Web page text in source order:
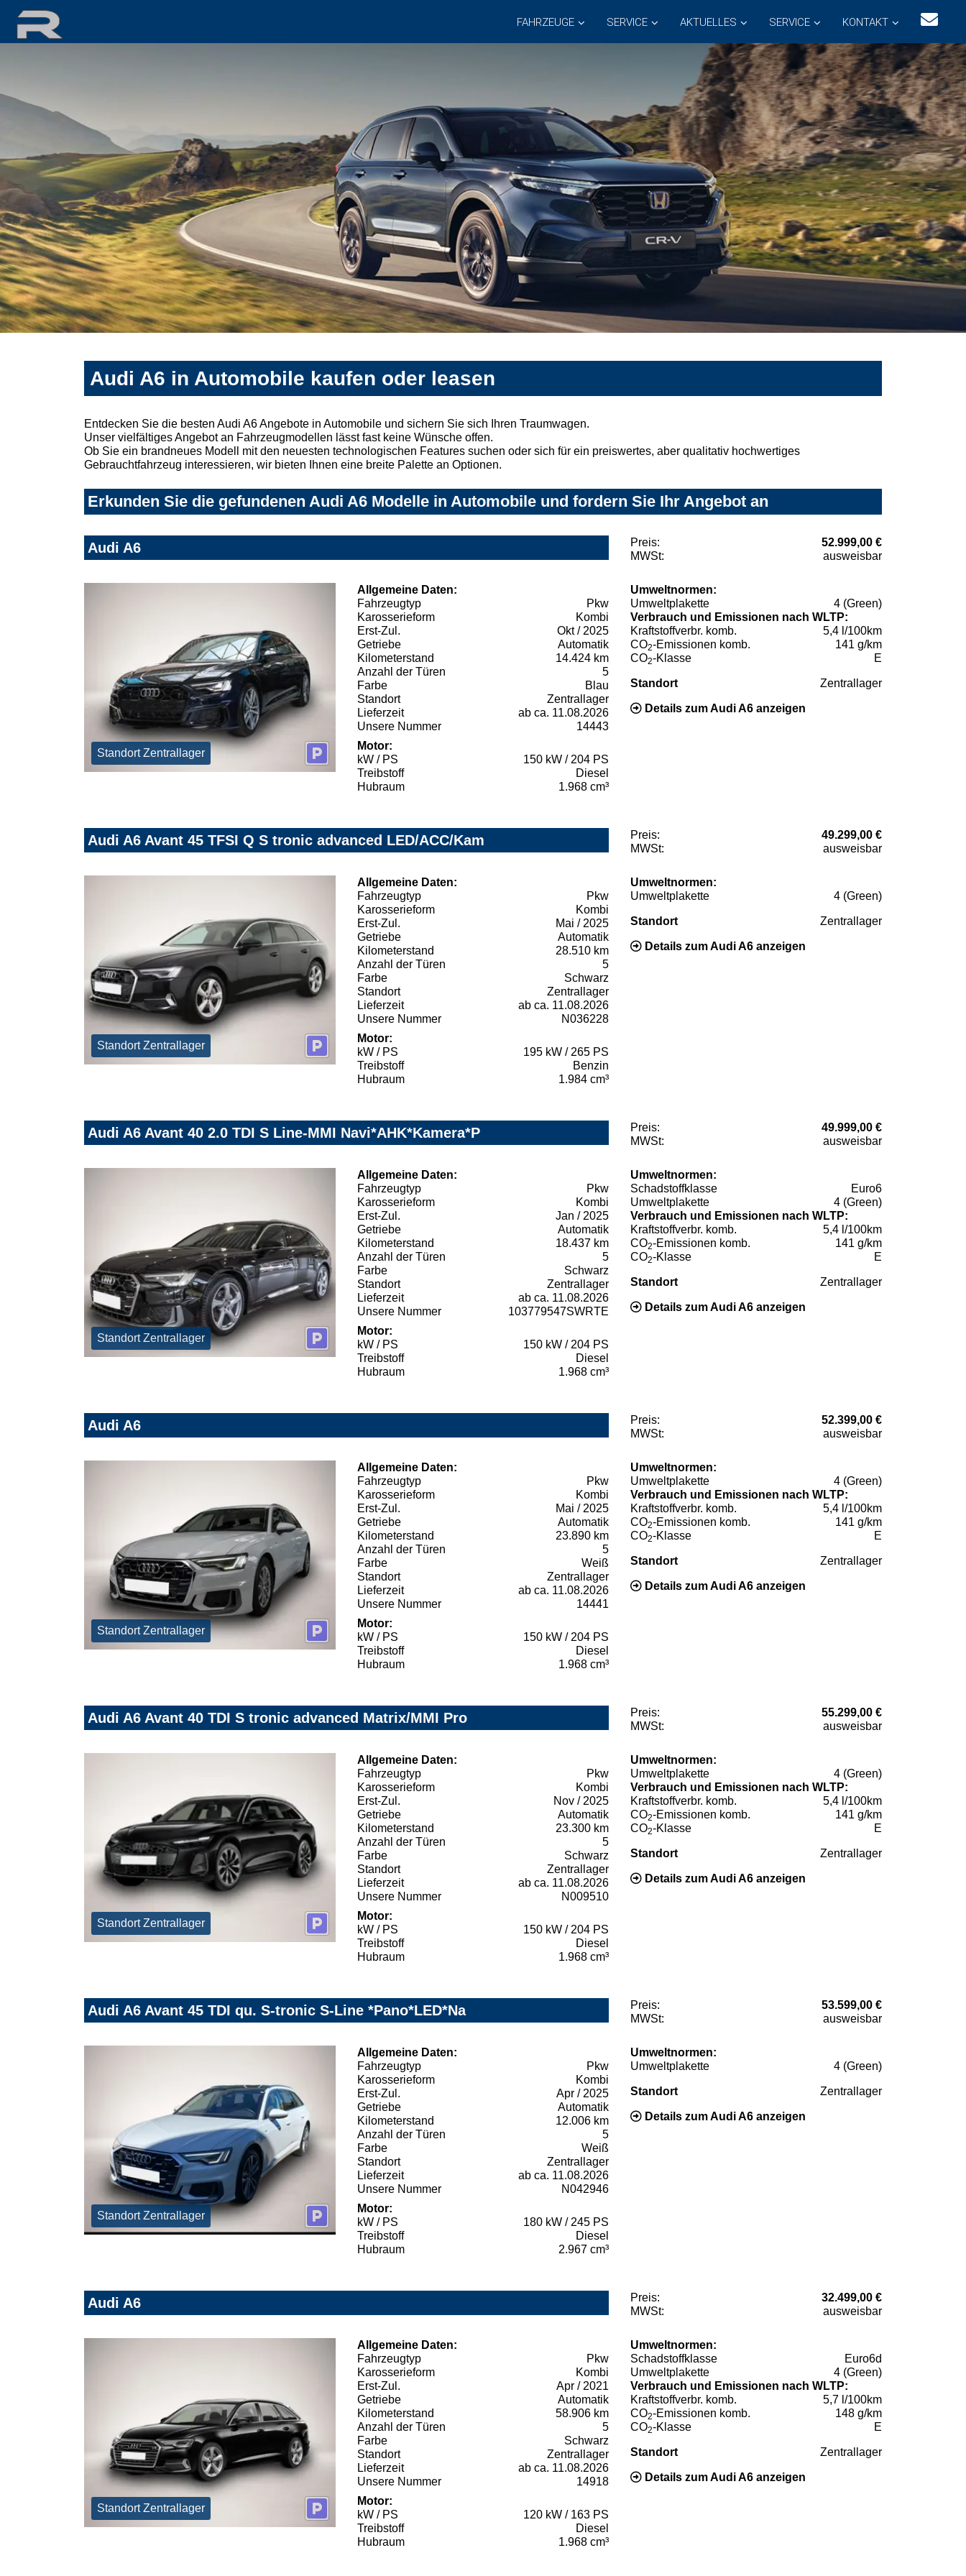
FAHRZEUGE SERVICE AKTUELLES SERVICE KONTAKT
Audi A6 in Automobile kaufen oder leasen
Entdecken Sie die besten Audi A6 Angebote in Automobile und sichern Sie sich Ihren Traumwagen.
Unser vielfältiges Angebot an Fahrzeugmodellen lässt fast keine Wünsche offen.
Ob Sie ein brandneues Modell mit den neuesten technologischen Features suchen oder sich für ein preiswertes, aber qualitativ hochwertiges
Gebrauchtfahrzeug interessieren, wir bieten Ihnen eine breite Palette an Optionen.
Erkunden Sie die gefundenen Audi A6 Modelle in Automobile und fordern Sie Ihr Angebot an
Audi A6 Preis:
52.999,00 €
MWSt:
ausweisbar
Standort Zentrallager
Allgemeine Daten:
Fahrzeugtyp
Pkw
Karosserieform
Kombi
Erst-Zul.
Okt / 2025
Getriebe
Automatik
Kilometerstand
14.424 km
Anzahl der Türen
5
Farbe
Blau
Standort
Zentrallager
Lieferzeit
ab ca. 11.08.2026
Unsere Nummer
14443
Motor:
kW / PS
150 kW / 204 PS
Treibstoff
Diesel
Hubraum
1.968 cm³
Umweltnormen:
Umweltplakette
4 (Green)
Verbrauch und Emissionen nach WLTP:
Kraftstoffverbr. komb.
5,4 l/100km
CO2-Emissionen komb.
141 g/km
CO2-Klasse E
Standort Zentrallager
Details zum Audi A6 anzeigen
Audi A6 Avant 45 TFSI Q S tronic advanced LED/ACC/Kam Preis:
49.299,00 €
MWSt:
ausweisbar
Standort Zentrallager
Allgemeine Daten:
Fahrzeugtyp
Pkw
Karosserieform
Kombi
Erst-Zul.
Mai / 2025
Getriebe
Automatik
Kilometerstand
28.510 km
Anzahl der Türen
5
Farbe
Schwarz
Standort
Zentrallager
Lieferzeit
ab ca. 11.08.2026
Unsere Nummer
N036228
Motor:
kW / PS
195 kW / 265 PS
Treibstoff
Benzin
Hubraum
1.984 cm³
Umweltnormen:
Umweltplakette
4 (Green)
Standort Zentrallager
Details zum Audi A6 anzeigen
Audi A6 Avant 40 2.0 TDI S Line-MMI Navi*AHK*Kamera*P Preis:
49.999,00 €
MWSt:
ausweisbar
Standort Zentrallager
Allgemeine Daten:
Fahrzeugtyp
Pkw
Karosserieform
Kombi
Erst-Zul.
Jan / 2025
Getriebe
Automatik
Kilometerstand
18.437 km
Anzahl der Türen
5
Farbe
Schwarz
Standort
Zentrallager
Lieferzeit
ab ca. 11.08.2026
Unsere Nummer
103779547SWRTE
Motor:
kW / PS
150 kW / 204 PS
Treibstoff
Diesel
Hubraum
1.968 cm³
Umweltnormen:
Schadstoffklasse
Euro6
Umweltplakette
4 (Green)
Verbrauch und Emissionen nach WLTP:
Kraftstoffverbr. komb.
5,4 l/100km
CO2-Emissionen komb.
141 g/km
CO2-Klasse E
Standort Zentrallager
Details zum Audi A6 anzeigen
Audi A6 Preis:
52.399,00 €
MWSt:
ausweisbar
Standort Zentrallager
Allgemeine Daten:
Fahrzeugtyp
Pkw
Karosserieform
Kombi
Erst-Zul.
Mai / 2025
Getriebe
Automatik
Kilometerstand
23.890 km
Anzahl der Türen
5
Farbe
Weiß
Standort
Zentrallager
Lieferzeit
ab ca. 11.08.2026
Unsere Nummer
14441
Motor:
kW / PS
150 kW / 204 PS
Treibstoff
Diesel
Hubraum
1.968 cm³
Umweltnormen:
Umweltplakette
4 (Green)
Verbrauch und Emissionen nach WLTP:
Kraftstoffverbr. komb.
5,4 l/100km
CO2-Emissionen komb.
141 g/km
CO2-Klasse E
Standort Zentrallager
Details zum Audi A6 anzeigen
Audi A6 Avant 40 TDI S tronic advanced Matrix/MMI Pro Preis:
55.299,00 €
MWSt:
ausweisbar
Standort Zentrallager
Allgemeine Daten:
Fahrzeugtyp
Pkw
Karosserieform
Kombi
Erst-Zul.
Nov / 2025
Getriebe
Automatik
Kilometerstand
23.300 km
Anzahl der Türen
5
Farbe
Schwarz
Standort
Zentrallager
Lieferzeit
ab ca. 11.08.2026
Unsere Nummer
N009510
Motor:
kW / PS
150 kW / 204 PS
Treibstoff
Diesel
Hubraum
1.968 cm³
Umweltnormen:
Umweltplakette
4 (Green)
Verbrauch und Emissionen nach WLTP:
Kraftstoffverbr. komb.
5,4 l/100km
CO2-Emissionen komb.
141 g/km
CO2-Klasse E
Standort Zentrallager
Details zum Audi A6 anzeigen
Audi A6 Avant 45 TDI qu. S-tronic S-Line *Pano*LED*Na Preis:
53.599,00 €
MWSt:
ausweisbar
Standort Zentrallager
Allgemeine Daten:
Fahrzeugtyp
Pkw
Karosserieform
Kombi
Erst-Zul.
Apr / 2025
Getriebe
Automatik
Kilometerstand
12.006 km
Anzahl der Türen
5
Farbe
Weiß
Standort
Zentrallager
Lieferzeit
ab ca. 11.08.2026
Unsere Nummer
N042946
Motor:
kW / PS
180 kW / 245 PS
Treibstoff
Diesel
Hubraum
2.967 cm³
Umweltnormen:
Umweltplakette
4 (Green)
Standort Zentrallager
Details zum Audi A6 anzeigen
Audi A6 Preis:
32.499,00 €
MWSt:
ausweisbar
Standort Zentrallager
Allgemeine Daten:
Fahrzeugtyp
Pkw
Karosserieform
Kombi
Erst-Zul.
Apr / 2021
Getriebe
Automatik
Kilometerstand
58.906 km
Anzahl der Türen
5
Farbe
Schwarz
Standort
Zentrallager
Lieferzeit
ab ca. 11.08.2026
Unsere Nummer
14918
Motor:
kW / PS
120 kW / 163 PS
Treibstoff
Diesel
Hubraum
1.968 cm³
Umweltnormen:
Schadstoffklasse
Euro6d
Umweltplakette
4 (Green)
Verbrauch und Emissionen nach WLTP:
Kraftstoffverbr. komb.
5,7 l/100km
CO2-Emissionen komb.
148 g/km
CO2-Klasse E
Standort Zentrallager
Details zum Audi A6 anzeigen